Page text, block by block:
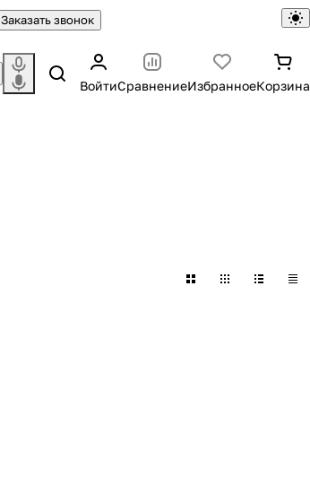
Заказать звонок
ВойтиСравнениеИзбранноеКорзина